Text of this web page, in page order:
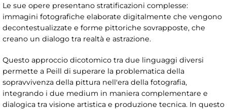
Le sue opere presentano stratificazioni complesse:
immagini fotografiche elaborate digitalmente che vengono
decontestualizzate e forme pittoriche sovrapposte, che
creano un dialogo tra realtà e astrazione.
Questo approccio dicotomico tra due linguaggi diversi
permette a Peill di superare la problematica della
sopravvivenza della pittura nell'era della fotografia,
integrando i due medium in maniera complementare e
dialogica tra visione artistica e produzione tecnica. In questo